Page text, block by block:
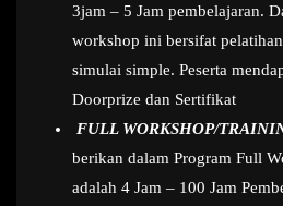
3jam – 5 Jam pembelajaran.
workshop ini bersifat
simulai simple. Peserta
Doorprize dan Sertifikat
FULL WORKSHOP/
berikan dalam Program Full
adalah 4 Jam – 100 Jam